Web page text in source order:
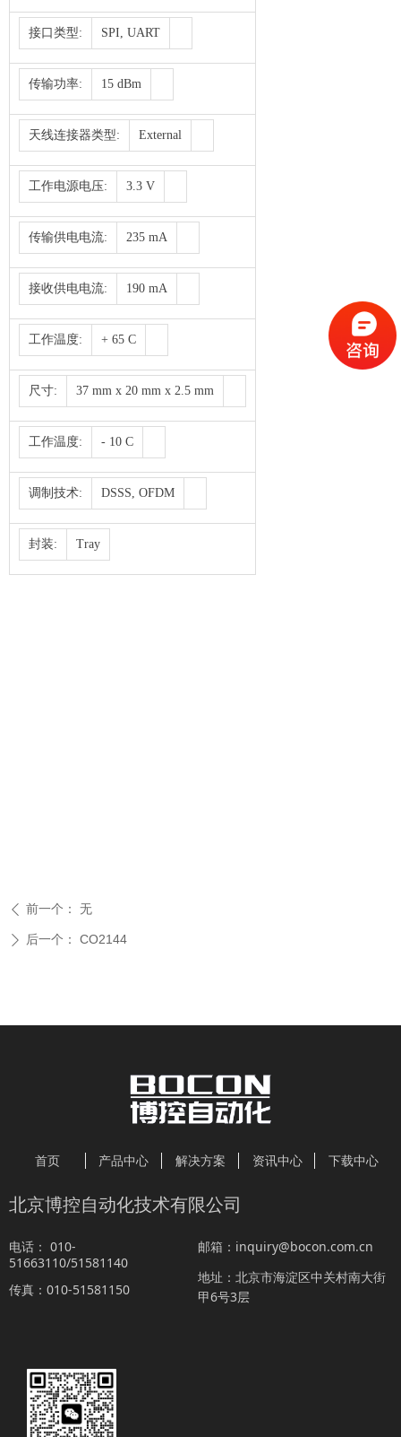
ꄴ 前一个： 无
ꄲ 后一个： CO2144
接口类型: SPI, UART
传输功率: 15 dBm
天线连接器类型: External
工作电源电压: 3.3 V
传输供电电流: 235 mA
接收供电电流: 190 mA
工作温度: + 65 C
尺寸: 37 mm x 20 mm x 2.5 mm
工作温度: - 10 C
调制技术: DSSS, OFDM
封装: Tray
首页 产品中心 解决方案 资讯中心 下载中心
北京博控自动化技术有限公司
电话： 010-
51663110/51581140
传真： 010-51581150
邮箱： inquiry@bocon.com.cn
地址： 北京市海淀区中关村南大街
甲6号3层